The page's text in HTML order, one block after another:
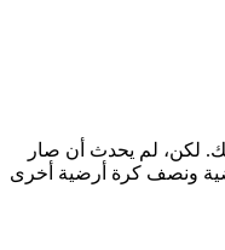
لكن، لم يحدث أن صار
ونصف كرة أرضية أخرى